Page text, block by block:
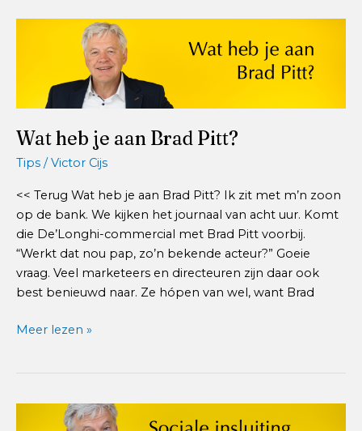
altercasting.
Wat heb je aan Brad Pitt?
Tips /Victor Cijs
<< Terug Wat heb je aan Brad Pitt? Ik zit met m’n zoon
op de bank. We kijken het journaal van acht uur. Komt
die De’Longhi-commercial met Brad Pitt voorbij.
“Werkt dat nou pap, zo’n bekende acteur?” Goeie
vraag. Veel marketeers en directeuren zijn daar ook
best benieuwd naar. Ze hópen van wel, want Brad
Wat
Brad
Meer lezen »